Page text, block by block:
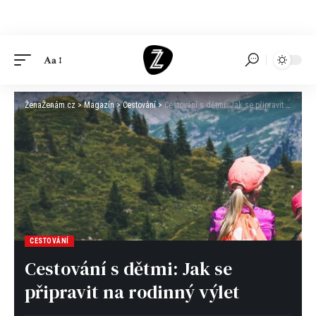
Aa
ŽenaŽenám.cz >Magazín>Cestování>Cestování s dětmi: Jak se připravit na rodinný výlet
CESTOVÁNÍ
Cestování s dětmi: Jak se
připravit na rodinný výlet